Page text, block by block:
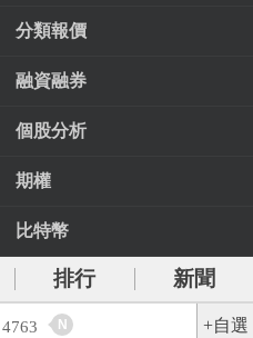
分類報價
融資融券
個股分析
期權
比特幣
排行
新聞
4763 N +自選